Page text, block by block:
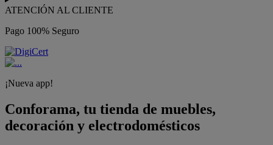
ATENCIÓN AL CLIENTE
Pago 100% Seguro
¡Nueva app!
Conforama, tu tienda de muebles,
decoración y electrodomésticos